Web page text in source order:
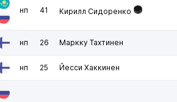
нп 41 Кирилл Сидоренко
нп 26 Маркку Тахтинен
нп 25 Йесси Хаккинен